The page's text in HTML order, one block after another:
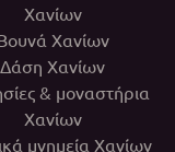
Χανίων
Χανίων
Δάση Χανίων
& μοναστήρια
Χανίων
μνημεία Χανίων